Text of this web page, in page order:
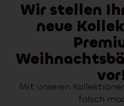
Wir stellen
neue
Mit unseren
falsch